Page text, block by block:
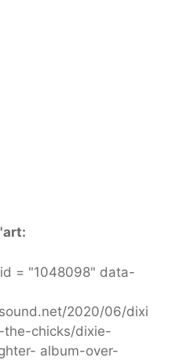
= "1048098" data-
2020/06/dixi
the-chicks/dixie-
album-over-